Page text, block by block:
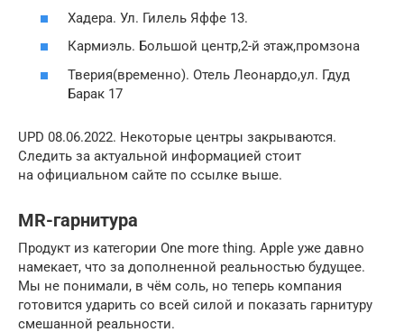
Хадера. Ул. Гилель Яффе 13.
Кармиэль. Большой центр,2-й этаж,промзона
Тверия(временно). Отель Леонардо,ул. Гдуд
Барак 17
UPD 08.06.2022. Некоторые центры закрываются.
Следить за актуальной информацией стоит
на официальном сайте по ссылке выше.
MR-гарнитура
Продукт из категории One more thing. Apple уже давно
намекает, что за дополненной реальностью будущее.
Мы не понимали, в чём соль, но теперь компания
готовится ударить со всей силой и показать гарнитуру
смешанной реальности.